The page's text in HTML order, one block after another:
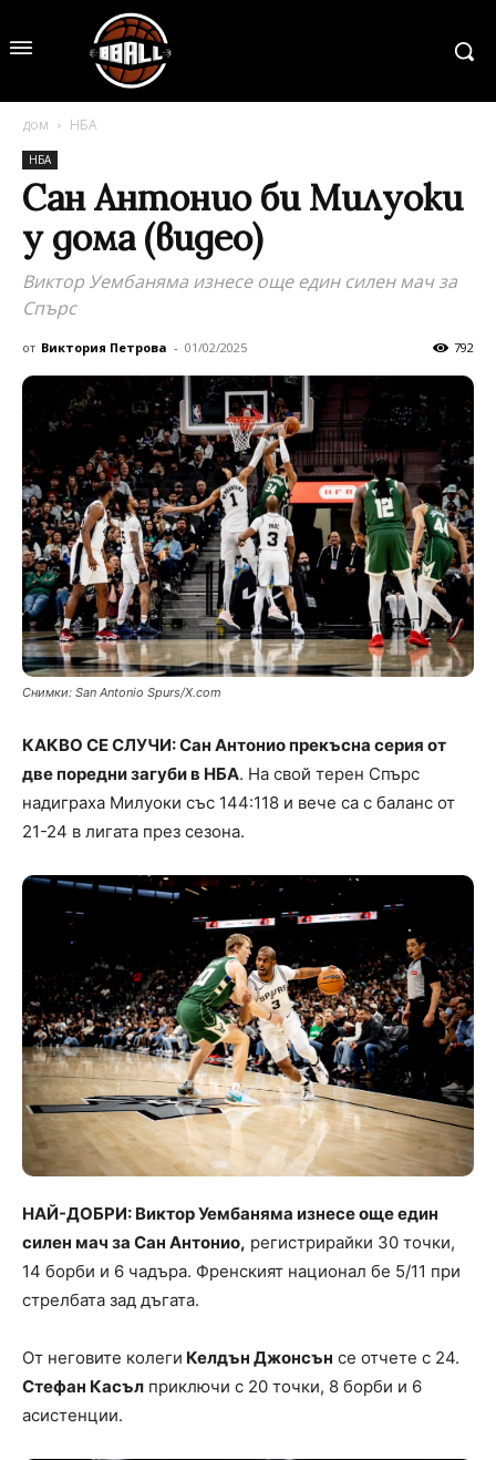
дом НБА
НБА
Сан Антонио би Милуоки
у дома (видео)
Виктор Уембаняма изнесе още един силен мач за
Спърс
от Виктория Петрова - 01/02/2025 792
Снимки: San Antonio Spurs/X.com
КАКВО СЕ СЛУЧИ: Сан Антонио прекъсна серия от
две поредни загуби в НБА. На свой терен Спърс
надиграха Милуоки със 144:118 и вече са с баланс от
21-24 в лигата през сезона.
НАЙ-ДОБРИ: Виктор Уембаняма изнесе още един
силен мач за Сан Антонио, регистрирайки 30 точки,
14 борби и 6 чадъра. Френският национал бе 5/11 при
стрелбата зад дъгата.
От неговите колеги Келдън Джонсън се отчете с 24.
Стефан Касъл приключи с 20 точки, 8 борби и 6
асистенции.